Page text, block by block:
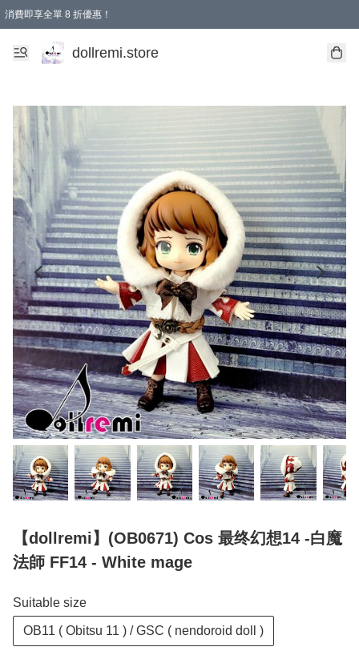
消費即享全單 8 折優惠！
購物滿 HKD 1500.00即享免運費優惠！（適用於 本地送貨、本地取貨、國際送貨 )
dollremi.store
【dollremi】(OB0671) Cos 最终幻想14 -白魔
法師 FF14 - White mage
Suitable size
OB11 ( Obitsu 11 ) / GSC ( nendoroid doll )